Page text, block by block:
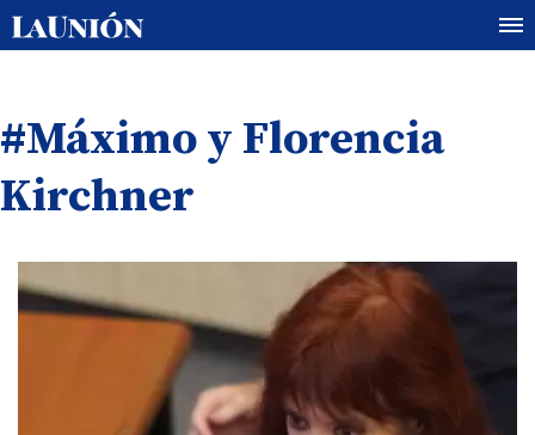
#Máximo y Florencia
Kirchner